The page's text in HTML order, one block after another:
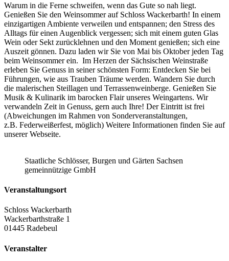
Warum in die Ferne schweifen, wenn das Gute so nah liegt.
Genießen Sie den Weinsommer auf Schloss Wackerbarth! In einem
einzigartigen Ambiente verweilen und entspannen; den Stress des
Alltags für einen Augenblick vergessen; sich mit einem guten Glas
Wein oder Sekt zurücklehnen und den Moment genießen; sich eine
Auszeit gönnen. Dazu laden wir Sie von Mai bis Oktober jeden Tag
beim Weinsommer ein. Im Herzen der Sächsischen Weinstraße
erleben Sie Genuss in seiner schönsten Form: Entdecken Sie bei
Führungen, wie aus Trauben Träume werden. Wandern Sie durch
die malerischen Steillagen und Terrassenweinberge. Genießen Sie
Musik & Kulinarik im barocken Flair unseres Weingartens. Wir
verwandeln Zeit in Genuss, gern auch Ihre! Der Eintritt ist frei
(Abweichungen im Rahmen von Sonderveranstaltungen,
z.B. Federweißerfest, möglich) Weitere Informationen finden Sie auf
unserer Webseite.
Staatliche Schlösser, Burgen und Gärten Sachsen
gemeinnützige GmbH
Veranstaltungsort
Schloss Wackerbarth
Wackerbarthstraße 1
01445 Radebeul
Veranstalter